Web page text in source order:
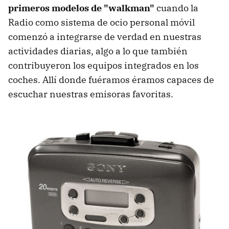
primeros modelos de "walkman" cuando la
Radio como sistema de ocio personal móvil
comenzó a integrarse de verdad en nuestras
actividades diarias, algo a lo que también
contribuyeron los equipos integrados en los
coches. Allí donde fuéramos éramos capaces de
escuchar nuestras emisoras favoritas.